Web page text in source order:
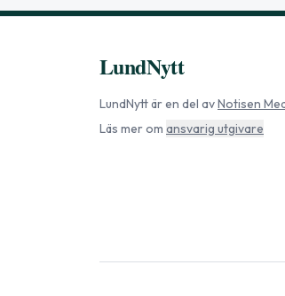
LundNytt
LundNyttär en del avNotisen
Läs mer om ansvarig utgivare